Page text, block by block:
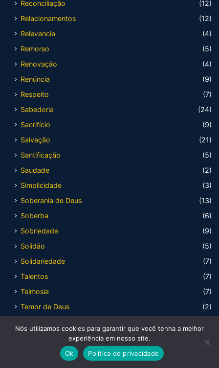
Reconciliação
(12)
Relacionamentos
(12)
Relevancia
(4)
Remorso
(5)
Renovação
(4)
Renúncia
(9)
Respeito
(7)
Sabedoria
(24)
Sacrifício
(9)
Salvação
(21)
Santificação
(5)
Saudade
(2)
Simplicidade
(3)
Soberania de Deus
(13)
Soberba
(6)
Sobriedade
(9)
Solidão
(5)
Solidariedade
(7)
Talentos
(7)
Teimosia
(7)
Temor de Deus
(2)
Nós utilizamos cookies para garantir que você tenha a melhor
experiência em nosso site.
Ok
Política de privacidade